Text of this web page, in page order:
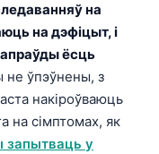
на
на дэфіцыт, і
ёсць
не ўпэўнены, з
накіроўваюць
на сімптомах, як
запытваць у